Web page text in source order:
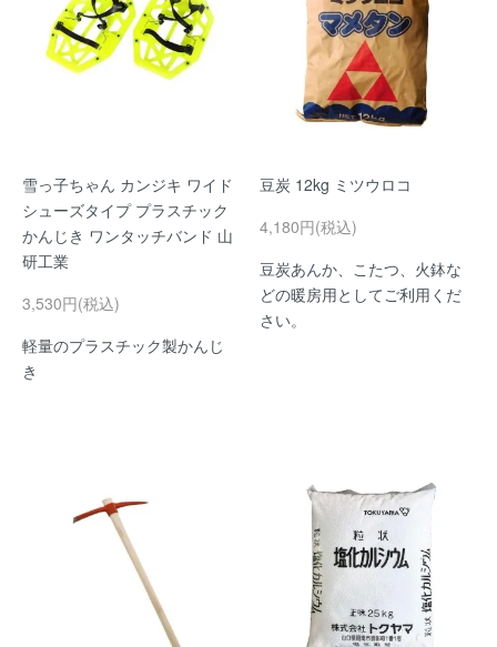
雪っ子ちゃん カンジキ ワイド
シューズタイプ プラスチック
かんじき ワンタッチバンド 山
研工業
3,530円(税込)
軽量のプラスチック製かんじ
き
豆炭 12kg ミツウロコ
4,180円(税込)
豆炭あんか、こたつ、火鉢な
どの暖房用としてご利用くだ
さい。